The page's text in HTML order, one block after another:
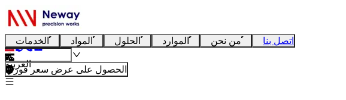
الخدمات المواد الحلول الموارد من نحن اتصل بنا
العربية
الحصول على عرض سعر فوري